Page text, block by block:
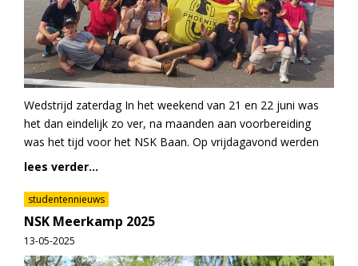
Wedstrijd zaterdag In het weekend van 21 en 22 juni was
het dan eindelijk zo ver, na maanden aan voorbereiding
was het tijd voor het NSK Baan. Op vrijdagavond werden
lees verder...
studentennieuws
NSK Meerkamp 2025
13-05-2025